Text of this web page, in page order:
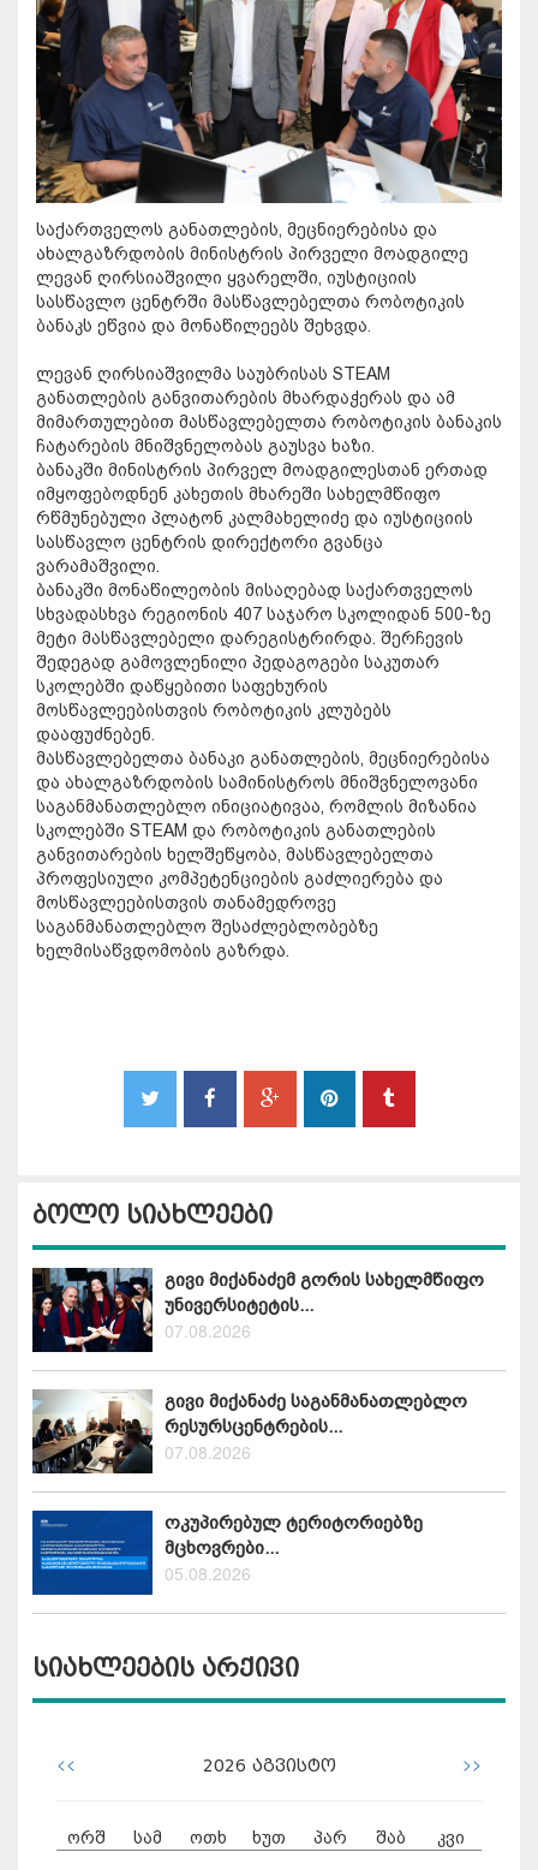
საქართველოს განათლების, მეცნიერებისა და
ახალგაზრდობის მინისტრის პირველი მოადგილე
ლევან ღირსიაშვილი ყვარელში, იუსტიციის
სასწავლო ცენტრში მასწავლებელთა რობოტიკის
ბანაკს ეწვია და მონაწილეებს შეხვდა.
ლევან ღირსიაშვილმა საუბრისას STEAM
განათლების განვითარების მხარდაჭერას და ამ
მიმართულებით მასწავლებელთა რობოტიკის ბანაკის
ჩატარების მნიშვნელობას გაუსვა ხაზი.
ბანაკში მინისტრის პირველ მოადგილესთან ერთად
იმყოფებოდნენ კახეთის მხარეში სახელმწიფო
რწმუნებული პლატონ კალმახელიძე და იუსტიციის
სასწავლო ცენტრის დირექტორი გვანცა
ვარამაშვილი.
ბანაკში მონაწილეობის მისაღებად საქართველოს
სხვადასხვა რეგიონის 407 საჯარო სკოლიდან 500-ზე
მეტი მასწავლებელი დარეგისტრირდა. შერჩევის
შედეგად გამოვლენილი პედაგოგები საკუთარ
სკოლებში დაწყებითი საფეხურის
მოსწავლეებისთვის რობოტიკის კლუბებს
დააფუძნებენ.
მასწავლებელთა ბანაკი განათლების, მეცნიერებისა
და ახალგაზრდობის სამინისტროს მნიშვნელოვანი
საგანმანათლებლო ინიციატივაა, რომლის მიზანია
სკოლებში STEAM და რობოტიკის განათლების
განვითარების ხელშეწყობა, მასწავლებელთა
პროფესიული კომპეტენციების გაძლიერება და
მოსწავლეებისთვის თანამედროვე
საგანმანათლებლო შესაძლებლობებზე
ხელმისაწვდომობის გაზრდა.
ბოლო სიახლეები
გივი მიქანაძემ გორის სახელმწიფო
უნივერსიტეტის...
07.08.2026
გივი მიქანაძე საგანმანათლებლო
რესურსცენტრების...
07.08.2026
ოკუპირებულ ტერიტორიებზე
მცხოვრები...
05.08.2026
სიახლეების არქივი
<< 2026 აგვისტო >>
ორშ სამ ოთხ ხუთ პარ შაბ კვი